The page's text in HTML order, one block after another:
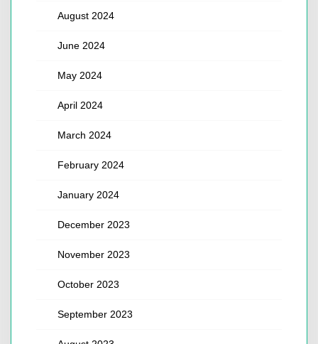
August 2024
June 2024
May 2024
April 2024
March 2024
February 2024
January 2024
December 2023
November 2023
October 2023
September 2023